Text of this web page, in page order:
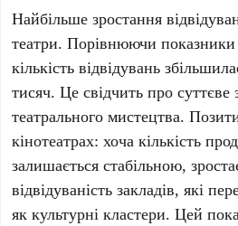
Найбільше зростання
театри. Порівнюючи
кількість відвідувань
тисяч. Це свідчить про суттєве
театрального мистецтва.
кінотеатрах: хоча кількість
залишається стабільною,
відвідуваність закладів, які
як культурні кластери. Цей